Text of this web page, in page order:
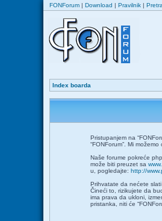
FONForum | Download | Pravilnik |
Index boarda
Pristupanjem na
“FONForum”. Mi
Naše forume pokreće
može biti preuzet sa
u, pogledajte: http://
Prihvatate da nećete
Čineći to, rizikujete da
ima prava da ukloni,
pristanka, niti će